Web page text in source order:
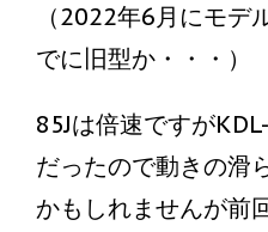
（2022年6月にモデ
でに旧型か・・・）
85Jは倍速ですが
だったので動きの滑
かもしれませんが前